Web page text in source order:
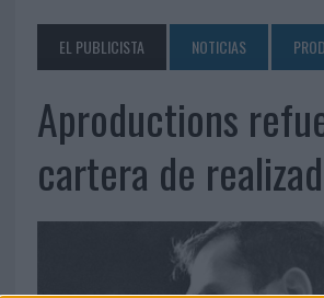
EL PUBLICISTA NOTICIAS
Aproductions
cartera de